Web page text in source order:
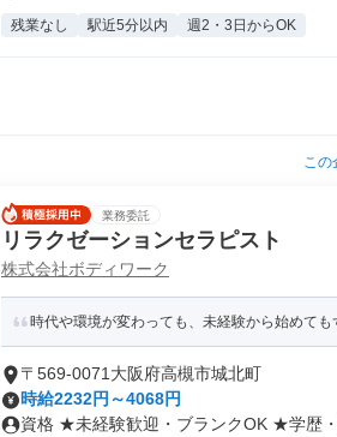
残業なし 駅近5分以内 週2・3日からOK
この
業務委託
リラクゼーションセラピスト
株式会社ボディワーク
時代や環境が変わっても、未経験から始めて
〒569-0071大阪府高槻市城北町
時給2232円～4068円
資格 ★未経験歓迎・ブランクOK ★学歴